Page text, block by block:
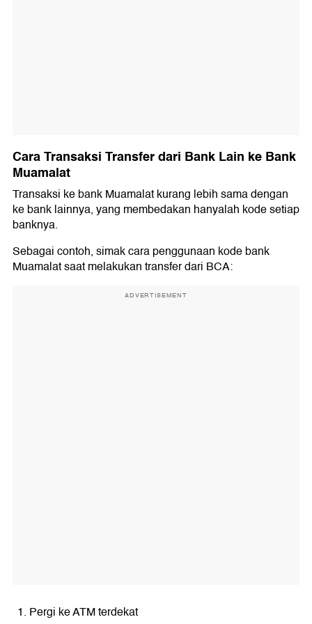
Cara Transaksi Transfer dari Bank Lain ke Bank
Muamalat
Transaksi ke bank Muamalat kurang lebih sama dengan
ke bank lainnya, yang membedakan hanyalah kode setiap
banknya.
Sebagai contoh, simak cara penggunaan kode bank
Muamalat saat melakukan transfer dari BCA:
ADVERTISEMENT
Pergi ke ATM terdekat